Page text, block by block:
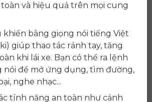
và hiệu quả trên mọi cung
khiển bằng giọng nói tiếng Việt
giúp thao tác rảnh tay, tăng
khi lái xe. Bạn có thể ra lệnh
nói để mở ứng dụng, tìm đường,
nghe nhạc...
tính năng an toàn như cảnh